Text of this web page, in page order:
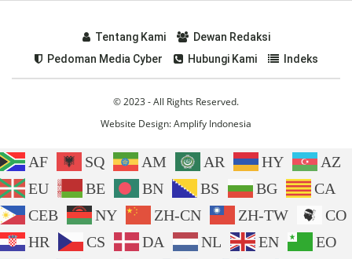
Tentang Kami
Dewan Redaksi
Pedoman Media Cyber
Hubungi Kami Indeks
© 2023 - All Rights Reserved.
Website Design:Amplify Indonesia
AF SQ AM AR HY
AZ
EU
BE BN BS BG
CA
CEB
NY ZH-CN ZH-TW
CO
HR
CS DA NL EN
EO